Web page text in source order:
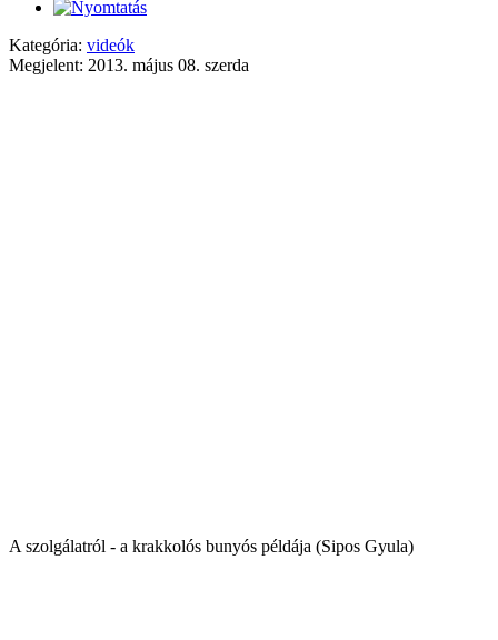
Kategória: videók
Megjelent: 2013. május 08. szerda
A szolgálatról - a krakkolós bunyós példája (Sipos Gyula)